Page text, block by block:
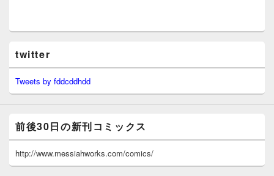
twitter
Tweets by fddcddhdd
前後30日の新刊コミックス
http://www.messiahworks.com/comics/